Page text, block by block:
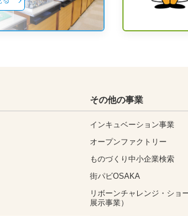
その他の事業
インキュベーション事業
オープンファクトリー
ものづくり中小企業検索
街パビOSAKA
リボーンチャレンジ・ショ
展示事業）